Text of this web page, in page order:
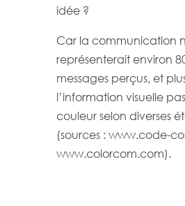
idée ?
Car la communication
représenterait environ
messages perçus, et
l’information visuelle
couleur selon diverses
(sources : www.code-
www.colorcom.com).